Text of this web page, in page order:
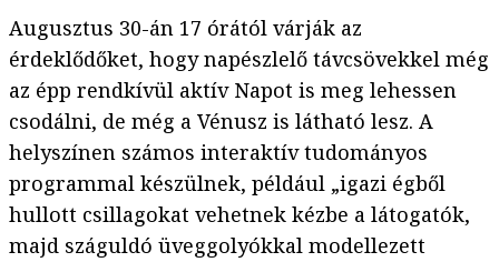
Augusztus 30-án 17 órától várják az
érdeklődőket, hogy napészlelő távcsövekkel még
az épp rendkívül aktív Napot is meg lehessen
csodálni, de még a Vénusz is látható lesz. A
helyszínen számos interaktív tudományos
programmal készülnek, például „igazi égből
hullott csillagokat vehetnek kézbe a látogatók,
majd száguldó üveggolyókkal modellezett